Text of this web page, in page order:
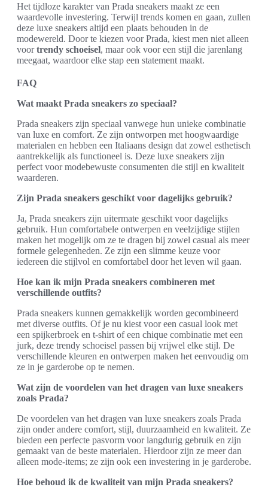
Het tijdloze karakter van Prada sneakers maakt ze een
waardevolle investering. Terwijl trends komen en gaan, zullen
deze luxe sneakers altijd een plaats behouden in de
modewereld. Door te kiezen voor Prada, kiest men niet alleen
voortrendy schoeisel, maar ook voor een stijl die jarenlang
meegaat, waardoor elke stap een statement maakt.
FAQ
Wat maakt Prada sneakers zo speciaal?
Prada sneakers zijn speciaal vanwege hun unieke combinatie
van luxe en comfort. Ze zijn ontworpen met hoogwaardige
materialen en hebben een Italiaans design dat zowel esthetisch
aantrekkelijk als functioneel is. Deze luxe sneakers zijn
perfect voor modebewuste consumenten die stijl en kwaliteit
waarderen.
Zijn Prada sneakers geschikt voor dagelijks gebruik?
Ja, Prada sneakers zijn uitermate geschikt voor dagelijks
gebruik. Hun comfortabele ontwerpen en veelzijdige stijlen
maken het mogelijk om ze te dragen bij zowel casual als meer
formele gelegenheden. Ze zijn een slimme keuze voor
iedereen die stijlvol en comfortabel door het leven wil gaan.
Hoe kan ik mijn Prada sneakers combineren met
verschillende outfits?
Prada sneakers kunnen gemakkelijk worden gecombineerd
met diverse outfits. Of je nu kiest voor een casual look met
een spijkerbroek en t-shirt of een chique combinatie met een
jurk, deze trendy schoeisel passen bij vrijwel elke stijl. De
verschillende kleuren en ontwerpen maken het eenvoudig om
ze in je garderobe op te nemen.
Wat zijn de voordelen van het dragen van luxe sneakers
zoals Prada?
De voordelen van het dragen van luxe sneakers zoals Prada
zijn onder andere comfort, stijl, duurzaamheid en kwaliteit. Ze
bieden een perfecte pasvorm voor langdurig gebruik en zijn
gemaakt van de beste materialen. Hierdoor zijn ze meer dan
alleen mode-items; ze zijn ook een investering in je garderobe.
Hoe behoud ik de kwaliteit van mijn Prada sneakers?